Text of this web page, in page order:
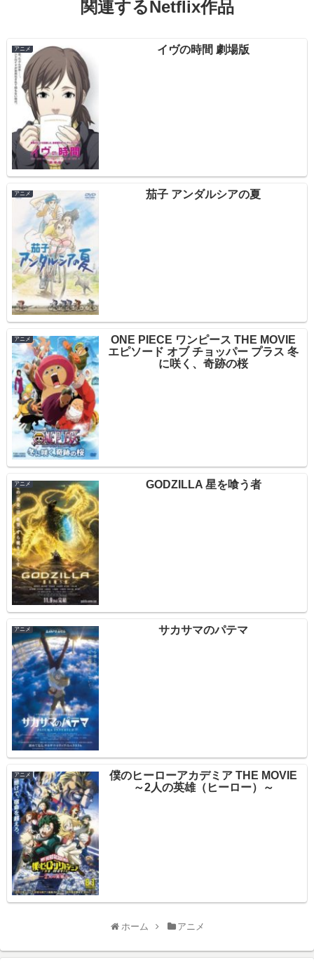
関連するNetflix作品
アニメ イヴの時間 劇場版
アニメ 茄子 アンダルシアの夏
アニメ
ONE PIECE ワンピース THE MOVIE
エピソード オブ チョッパー プラス 冬
に咲く、奇跡の桜
アニメ GODZILLA 星を喰う者
アニメ サカサマのパテマ
アニメ
僕のヒーローアカデミア THE MOVIE
～2人の英雄（ヒーロー）～
ホーム アニメ